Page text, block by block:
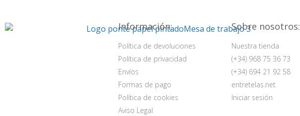
Información:
Política de devoluciones
Política de privacidad
Envíos
Formas de pago
Política de cookies
Aviso Legal
Sobre nosotros:
Nuestra tienda
(+34) 968 75 36 73
(+34) 694 21 92 58
entretelas.net
Iniciar sesión